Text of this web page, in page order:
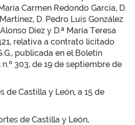
Carmen Redondo García, D.
D. Pedro Luis González
Díez y D.ª María Teresa
relativa a contrato licitado
publicada en el Boletín
303, de 19 de septiembre de
de Castilla y León, a 15 de
de Castilla y León,